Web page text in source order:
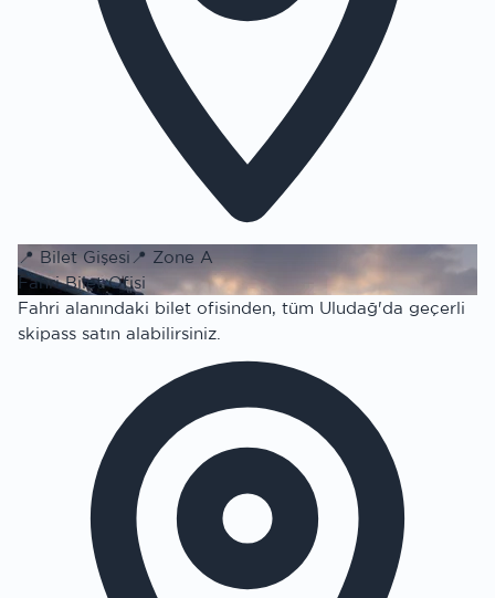
📍 Bilet Gişesi 📍 Zone A
Fahri Bilet Ofisi
Fahri alanındaki bilet ofisinden, tüm Uludağ'da geçerli
skipass satın alabilirsiniz.